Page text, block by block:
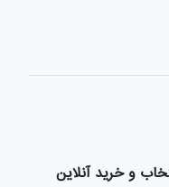
و خرید آنلاین